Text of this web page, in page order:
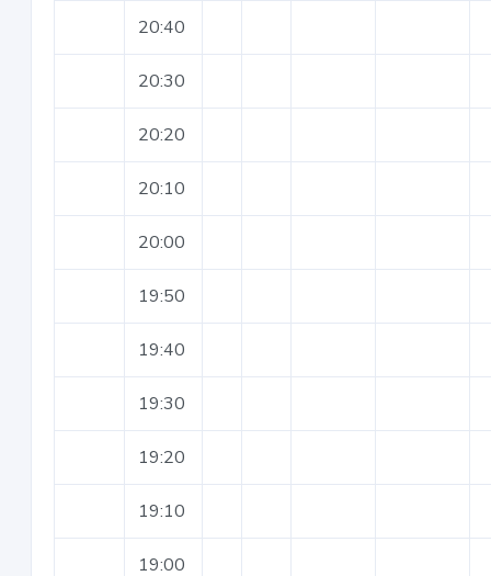
20:40
20:30
20:20
20:10
20:00
19:50
19:40
19:30
19:20
19:10
19:00